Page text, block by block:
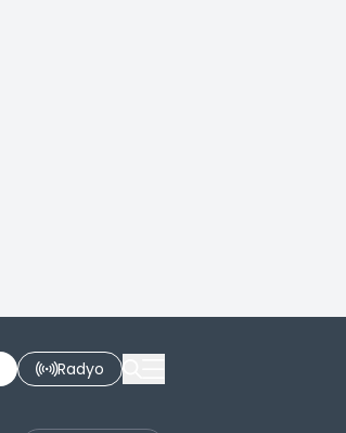
Radyo